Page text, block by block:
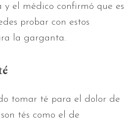
y el médico confirmó que es
probar con estos
la garganta.
tomar té para el dolor de
tés como el de